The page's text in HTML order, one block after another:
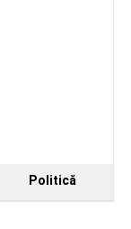
care vor
comunității din
Politică